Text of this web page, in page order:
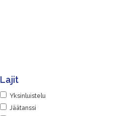
Lajit
Yksinluistelu
Jäätanssi